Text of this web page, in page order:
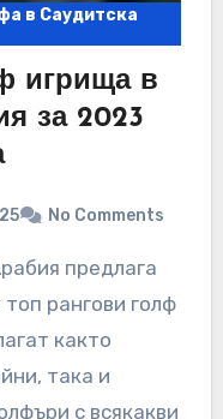
в Саудитска
игрища в
за 2023
No Comments
рангови голф
както
така и
с всякакви